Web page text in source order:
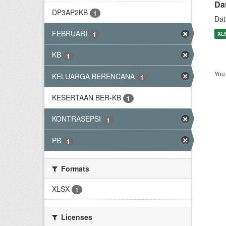
DP3AP2KB 1
FEBRUARI 1
KB 1
KELUARGA BERENCANA 1
KESERTAAN BER-KB 1
KONTRASEPSI 1
PB 1
Formats
XLSX
1
Licenses